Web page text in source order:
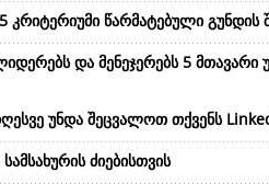
კრიტერიუმი წარმატებული გუნდის
და მენეჯერებს 5 მთავარი
უნდა შეცვალოთ თქვენს
ძიებისთვის